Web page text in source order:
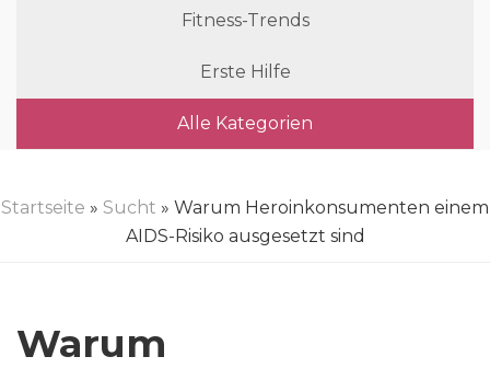
Fitness-Trends
Erste Hilfe
Alle Kategorien
Startseite » Sucht » Warum Heroinkonsumenten einem
AIDS-Risiko ausgesetzt sind
Warum